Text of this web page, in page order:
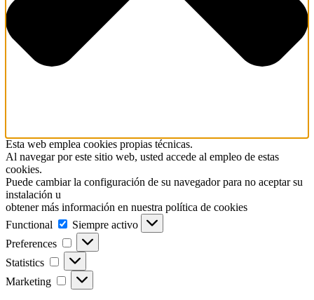
Esta web emplea cookies propias técnicas.
Al navegar por este sitio web, usted accede al empleo de estas
cookies.
Puede cambiar la configuración de su navegador para no aceptar su
instalación u
obtener más información en nuestra política de cookies
Functional
Functional
Siempre activo
Preferences
Preferences
Statistics Statistics
Marketing Marketing